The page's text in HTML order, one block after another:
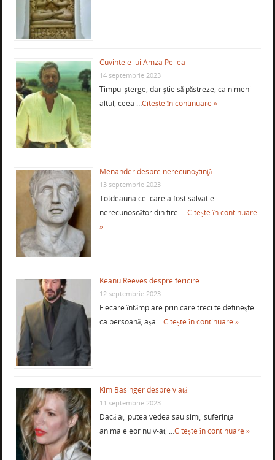
Cuvintele lui Amza Pellea
14 septembrie 2023
Timpul şterge, dar ştie să păstreze, ca nimeni
altul, ceea …Citește în continuare »
Menander despre nerecunoştinţă
13 septembrie 2023
Totdeauna cel care a fost salvat e
nerecunoscător din fire. …Citește în continuare
»
Keanu Reeves despre fericire
12 septembrie 2023
Fiecare întâmplare prin care treci te defineşte
ca persoană, aşa …Citește în continuare »
Kim Basinger despre viaţă
11 septembrie 2023
Dacă aţi putea vedea sau simţi suferinţa
animaleleor nu v-aţi …Citește în continuare »